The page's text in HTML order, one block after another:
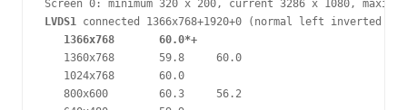
LVDS1 connected 1366x768+1920+0 (normal left inverted
1366x768       60.0*+
   1360x768       59.8     60.0
   1024x768       60.0
   800x600        60.3     56.2